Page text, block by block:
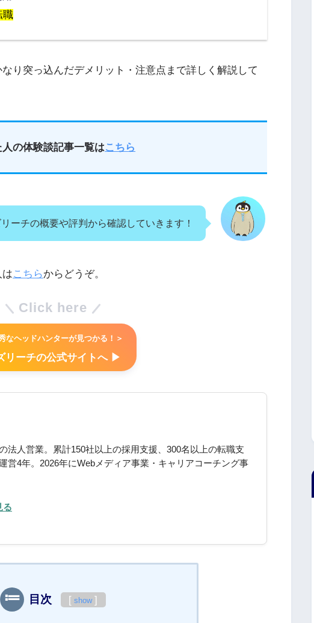
職
り突っ込んだデメリット・注意点まで詳しく解説して
の体験談記事一覧はこちら
ーチの概要や評判から確認していきます！
こちらからどうぞ。
Click here
なヘッドハンターが見つかる！＞
リーチの公式サイトへ ▶︎
法人営業。累計150社以上の採用支援、300名以上の転職支
営4年。2026年にWebメディア事業・キャリアコーチング事
る
目次 [ show ]